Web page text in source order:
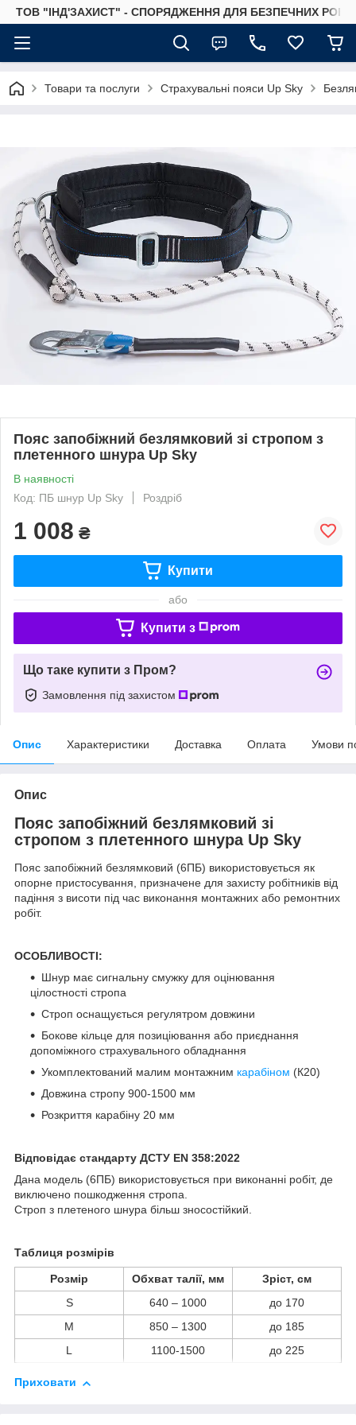
ТОВ "ІНД'ЗАХИСТ" - СПОРЯДЖЕННЯ ДЛЯ БЕЗПЕЧНИХ
Товари та послуги Страхувальні пояси Up Sky
Пояс запобіжний безлямковий зі стропом з
плетенного шнура Up Sky
В наявності
Код: ПБ шнур Up Sky
Роздріб
1 008 ₴
Купити
або
Купити з
Що таке купити з Пром?
Замовлення під захистом
Опис Характеристики Доставка Оплата Умови
Опис
Пояс запобіжний безлямковий зі
стропом з плетенного шнура Up Sky
Пояс запобіжний безлямковий (6ПБ) використовується як
опорне пристосування, призначене для захисту робітників від
падіння з висоти під час виконання монтажних або ремонтних
робіт.
ОСОБЛИВОСТІ:
Шнур має сигнальну смужку для оцінювання
цілостності стропа
Строп оснащується регулятром довжини
Бокове кільце для позиціювання або приєднання
допоміжного страхувального обладнання
Укомплектований малим монтажним карабіном (К20)
Довжина стропу 900-1500 мм
Розкриття карабіну 20 мм
Відповідає стандарту ДСТУ EN 358:2022
Дана модель (6ПБ) використовується при виконанні робіт, де
виключено пошкодження стропа.
Строп з плетеного шнура більш зносостійкий.
Таблиця розмірів
Розмір Обхват талії, мм
Зріст, см
S
640 – 1000
до 170
M
850 – 1300
до 185
L
1100-1500 до 225
Приховати